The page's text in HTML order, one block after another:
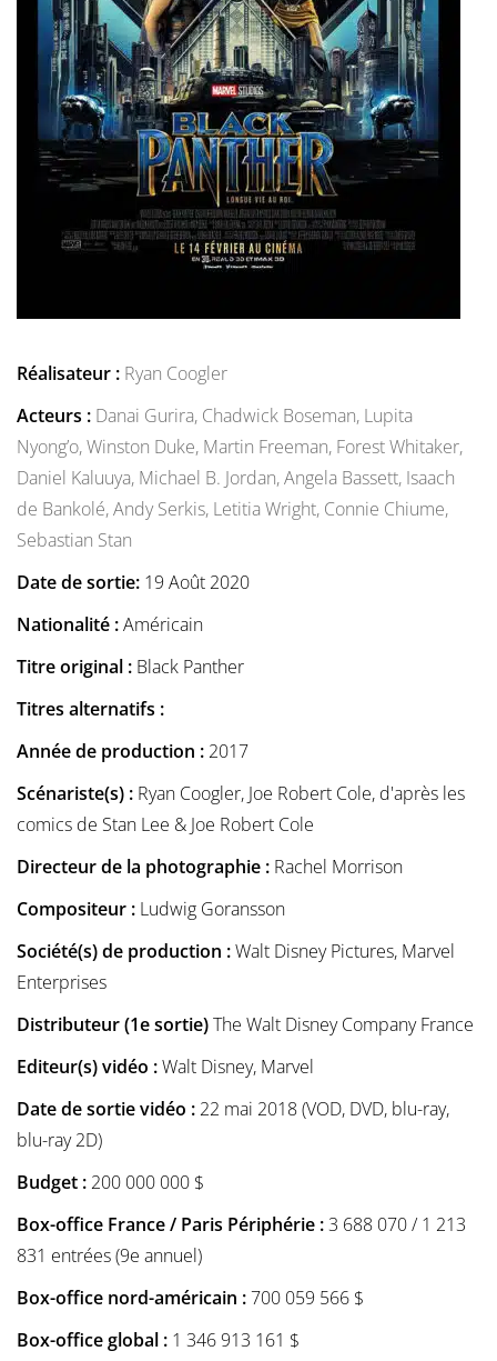
Réalisateur : Ryan Coogler
Acteurs : Danai Gurira, Chadwick Boseman, Lupita
Nyong’o,Winston Duke, Martin Freeman, Forest Whitaker,
Daniel Kaluuya, Michael B. Jordan,Angela Bassett, Isaach
de Bankolé,Andy Serkis, Letitia Wright, Connie Chiume,
Sebastian Stan
Date de sortie: 19 Août 2020
Nationalité :Américain
Titre original : Black Panther
Titres alternatifs :
Année de production : 2017
Scénariste(s) : Ryan Coogler, Joe Robert Cole, d'après les
comics de Stan Lee & Joe Robert Cole
Directeur de la photographie : Rachel Morrison
Compositeur : Ludwig Goransson
Société(s) de production :Walt Disney Pictures, Marvel
Enterprises
Distributeur (1e sortie)The Walt Disney Company France
Editeur(s) vidéo :Walt Disney, Marvel
Date de sortie vidéo : 22 mai 2018 (VOD, DVD, blu-ray,
blu-ray 2D)
Budget : 200 000 000 $
Box-office France / Paris Périphérie :3 688 070 / 1 213
831 entrées (9e annuel)
Box-office nord-américain :700 059 566 $
Box-office global : 1 346 913 161 $